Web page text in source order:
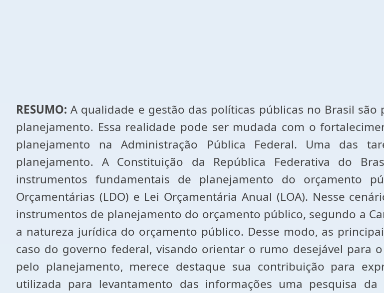
RESUMO:A qualidade e gestão das políticas públicas no Brasil
planejamento. Essa realidade pode ser mudada com o
planejamento na Administração Pública Federal. Uma das
planejamento. A Constituição da República Federativa do
instrumentos fundamentais de planejamento do orçamento
Orçamentárias (LDO) e Lei Orçamentária Anual (LOA). Nesse
instrumentos de planejamento do orçamento público, segundo a
a natureza jurídica do orçamento público. Desse modo, as
caso do governo federal, visando orientar o rumo desejável para
pelo planejamento, merece destaque sua contribuição para
utilizada para levantamento das informações uma pesquisa